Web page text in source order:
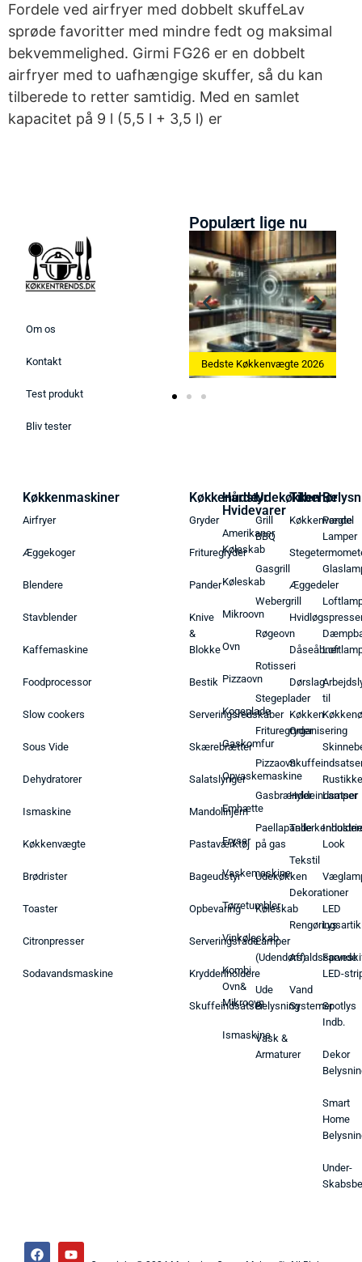
Fordele ved airfryer med dobbelt skuffeLav
sprøde favoritter med mindre fedt og maksimal
bekvemmelighed. Girmi FG26 er en dobbelt
airfryer med to uafhængige skuffer, så du kan
tilberede to retter samtidig. Med en samlet
kapacitet på 9 l (5,5 l + 3,5 l) er
Om os
Kontakt
Test produkt
Bliv tester
Populært lige nu
Bedste Ismaskine 2026 Bedste Køkkenvægte 2026
Køkkenmaskiner
Airfryer
Æggekoger
Blendere
Stavblender
Kaffemaskine
Foodprocessor
Slow cookers
Sous Vide
Dehydratorer
Ismaskine
Køkkenvægte
Brødrister
Toaster
Citronpresser
Sodavandsmaskine
Køkkenudstyr
Gryder
Frituregryder
Pander
Knive
&
Blokke
Bestik
Serveringsredskaber
Skærebrætter
Salatslynger
Mandolinjern
Pastaværktøj
Bageudstyr
Opbevaring
Serveringsfade
Krydderiholdere
Skuffeindsatser
Hårde
Hvidevarer
Amerikaner
Køleskab
Køleskab
Mikroovn
Ovn
Pizzaovn
Kogeplade
Gaskomfur
Opvaskemaskine
Emhætte
Fryser
Vaskemaskine
Tørretumbler
Vinkøleskab
Kombi
Ovn&
Mikroovn
Ismaskine
Udekøkken
Grill
BBQ
Gasgrill
Webergrill
Røgeovn
Rotisseri
Stegeplader
Frituregryder
Pizzaovn
Gasbrænder
Paellapande
på gas
Udekøkken
Køleskab
Lamper
(Udendørs)
Ude
Belysning
Vask &
Armaturer
Tilbehør
Køkkenvægte
Æggedeler
Dåseåbner
Dørslag
Køkken
Organisering
Hyldeindsatser
Tekstil
Dekorationer
Affaldsspande
Vand
Systemer
Pendel
Lamper
til
Rustikke
Lamper
Look
LED
Lys
LED-
Spotlys
Indb.
Dekor
Smart
Home
Under-